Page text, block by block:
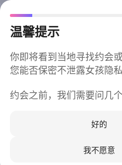
温馨提示
你即将看到当地寻找约会
您能否保密不泄露女孩隐私
约会之前，我们需要问几
好的
我不愿意
今晚不
同城快速匹配，马
立即下